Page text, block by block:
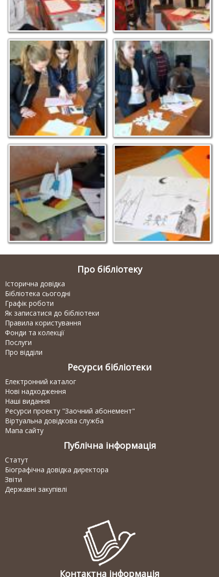
Про бібліотеку
Історична довідка
Бібліотека сьогодні
Графік роботи
Як записатися до бібліотеки
Правила користування
Фонди та колекції
Послуги
Про відділи
Ресурси бібліотеки
Електронний каталог
Нові надходження
Наші видання
Ресурси проекту "Заочний абонемент"
Віртуальна довідкова служба
Мапа сайту
Публічна інформація
Статут
Біографічна довідка директора
Звіти
Державні закупівлі
Контактна інформація